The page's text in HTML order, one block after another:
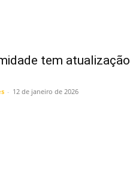
tem atualização
- 12 de janeiro de 2026